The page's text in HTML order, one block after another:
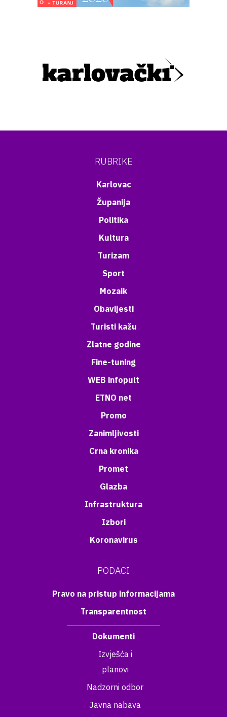
RUBRIKE
Karlovac
Županija
Politika
Kultura
Turizam
Sport
Mozaik
Obavijesti
Turisti kažu
Zlatne godine
Fine-tuning
WEB infopult
ETNO net
Promo
Zanimljivosti
Crna kronika
Promet
Glazba
Infrastruktura
Izbori
Koronavirus
PODACI
Pravo na pristup informacijama
Transparentnost
Dokumenti
Izvješća i
planovi
Nadzorni odbor
Javna nabava